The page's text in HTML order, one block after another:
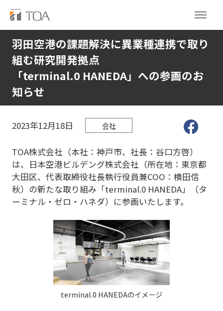
羽田空港の課題解決に異業種連携で取り
組む研究開発拠点
「terminal.0 HANEDA」への参画のお
知らせ
2023年12月18日 会社
TOA株式会社（本社：神戸市、社長：谷口方啓）
は、日本空港ビルデング株式会社（所在地：東京都
大田区、代表取締役社長執行役員兼COO：横田信
秋）の新たな取り組み「terminal.0 HANEDA」（タ
ーミナル・ゼロ・ハネダ）に参画いたします。
terminal.0 HANEDAのイメージ